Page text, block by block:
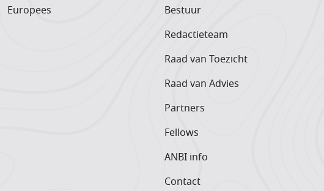
Europees
Bestuur
Redactieteam
Raad van Toezicht
Raad van Advies
Partners
Fellows
ANBI info
Contact